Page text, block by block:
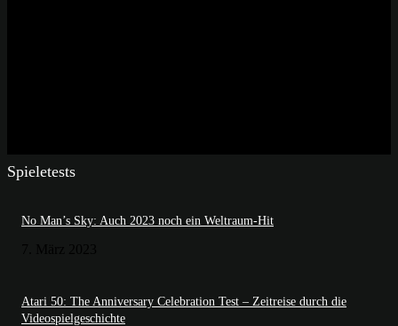
Spieletests
No Man’s Sky: Auch 2023 noch ein Weltraum-Hit
Atari 50: The Anniversary Celebration Test – Zeitreise durch die
Videospielgeschichte